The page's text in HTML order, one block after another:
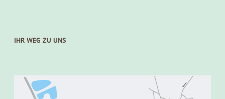
IHR WEG ZU UNS